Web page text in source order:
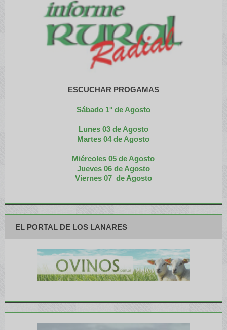
ESCUCHAR PROGAMAS
Sábado 1° de Agosto
Lunes 03 de Agosto
Martes 04 de Agosto
Miércoles 05 de Agosto
Jueves 06 de Agosto
Viernes 07 de Agosto
EL PORTAL DE LOS LANARES